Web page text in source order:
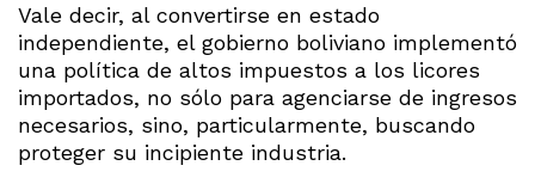
Vale decir, al convertirse en estado
independiente, el gobierno boliviano implementó
una política de altos impuestos a los licores
importados, no sólo para agenciarse de ingresos
necesarios, sino, particularmente, buscando
proteger su incipiente industria.